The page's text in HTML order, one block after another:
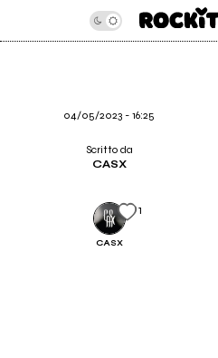
04/05/2023 - 16:25
Scritto da
CASX
CASX
1